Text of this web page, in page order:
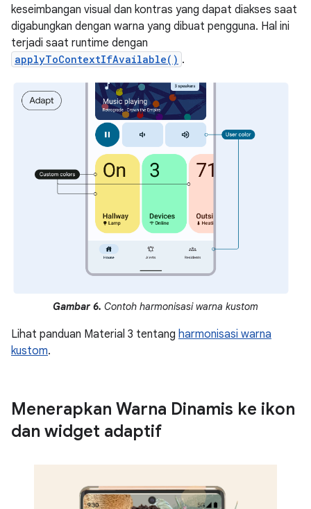
keseimbangan visual dan kontras yang dapat diakses saat
digabungkan dengan warna yang dibuat pengguna. Hal ini
terjadi saat runtime dengan
applyToContextIfAvailable() .
Gambar 6. Contoh harmonisasi warna kustom
Lihat panduan Material 3 tentang harmonisasi warna
kustom.
Menerapkan Warna Dinamis ke ikon
dan widget adaptif